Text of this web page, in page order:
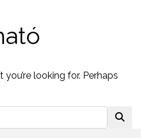
looking for. Perhaps